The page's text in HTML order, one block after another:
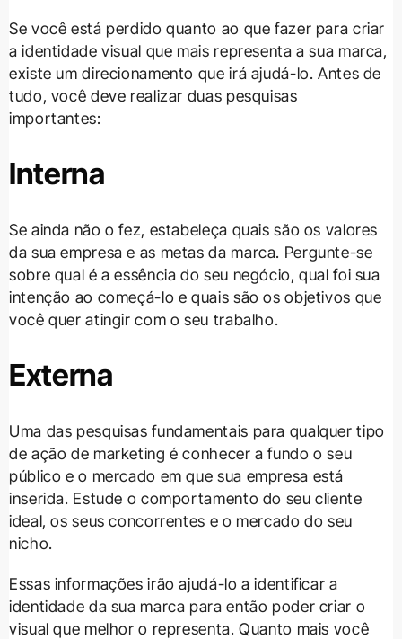
Se você está perdido quanto ao que fazer para criar
a identidade visual que mais representa a sua marca,
existe um direcionamento que irá ajudá-lo. Antes de
tudo, você deve realizar duas pesquisas
importantes:
Interna
Se ainda não o fez, estabeleça quais são os valores
da sua empresa e as metas da marca. Pergunte-se
sobre qual é a essência do seu negócio, qual foi sua
intenção ao começá-lo e quais são os objetivos que
você quer atingir com o seu trabalho.
Externa
Uma das pesquisas fundamentais para qualquer tipo
de ação de marketing é conhecer a fundo o seu
público e o mercado em que sua empresa está
inserida. Estude o comportamento do seu cliente
ideal, os seus concorrentes e o mercado do seu
nicho.
Essas informações irão ajudá-lo a identificar a
identidade da sua marca para então poder criar o
visual que melhor o representa. Quanto mais você